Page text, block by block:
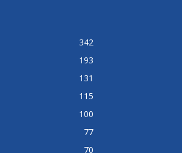
342
193
131
115
100
77
70